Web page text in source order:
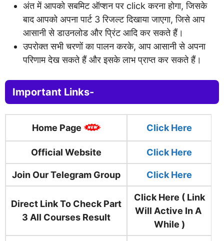
अंत में आपको सबमिट ऑप्शन पर click करना होगा, जिसके
बाद आपको अपना पार्ट 3 रिजल्ट दिखाया जाएगा, जिसे आप
आसानी से डाउनलोड और प्रिंट आदि कर सकते हैं।
उपरोक्त सभी चरणों का पालन करके, आप आसानी से अपना
परिणाम देख सकते हैं और इसके लाभ प्राप्त कर सकते हैं।
Important Links-
Home Page ClickHere
Official Website Click Here
Join Our Telegram Group Click Here
Direct Link To Check Part
3 All Courses Result
Click Here ( Link
Will Active In A
While )